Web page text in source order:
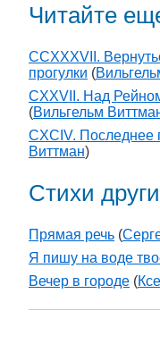
Читайте
CCXXXVII.
прогулки (
CXXVII. Над
(Вильгельм
CXCIV. Последнее
Виттман)
Стихи
Прямая речь (
Я пишу на воде
Вечер в городе (